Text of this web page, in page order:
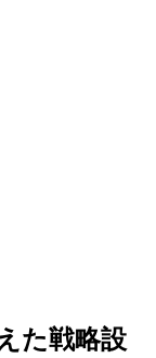
た戦略設